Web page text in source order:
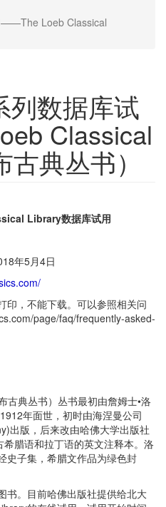
——The Loeb Classical
列数据库试
Classical
典丛书）
Library数据库试用
年5月4日
印，不能下载。可以参照相关问
page/faq/frequently-asked-
典丛书）丛书最初由詹姆士•洛
年面世，初时由海涅曼公司
出版，后来改由哈佛大学出版社
腊语和拉丁语的英文注释本。洛
史子集，希腊文作品为绿色封
书。目前哈佛出版社提供给北大